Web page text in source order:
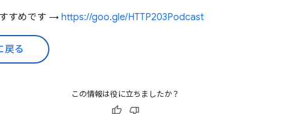
すめです → https://goo.gle/HTTP203Podcast
戻る
この情報は役に立ちましたか？